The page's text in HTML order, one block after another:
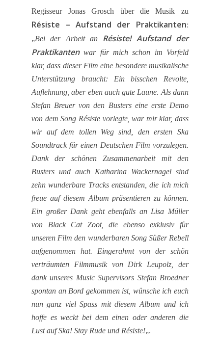
Regisseur Jonas Grosch über die Musik zu
Résiste – Aufstand der Praktikanten:
„Bei der Arbeit an Résiste! Aufstand der
Praktikantenwar für mich schon im Vorfeld
klar, dass dieser Film eine besondere musikalische
Unterstützung braucht: Ein bisschen Revolte,
Auflehnung, aber eben auch gute Laune. Als dann
Stefan Breuer von den Busters eine erste Demo
von dem Song Résiste vorlegte, war mir klar, dass
wir auf dem tollen Weg sind, den ersten Ska
Soundtrack für einen Deutschen Film vorzulegen.
Dank der schönen Zusammenarbeit mit den
Busters und auch Katharina Wackernagel sind
zehn wunderbare Tracks entstanden, die ich mich
freue auf diesem Album präsentieren zu können.
Ein großer Dank geht ebenfalls an Lisa Müller
von Black Cat Zoot, die ebenso exklusiv für
unseren Film den wunderbaren Song Süßer Rebell
aufgenommen hat. Eingerahmt von der schön
verträumten Filmmusik von Dirk Leupolz, der
dank unseres Music Supervisors Stefan Broedner
spontan an Bord gekommen ist, wünsche ich euch
nun ganz viel Spass mit diesem Album und ich
hoffe es weckt bei dem einen oder anderen die
Lust auf Ska! Stay Rude und Résiste!„.